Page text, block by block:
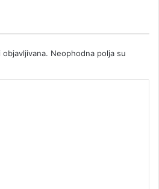
Neophodna polja su